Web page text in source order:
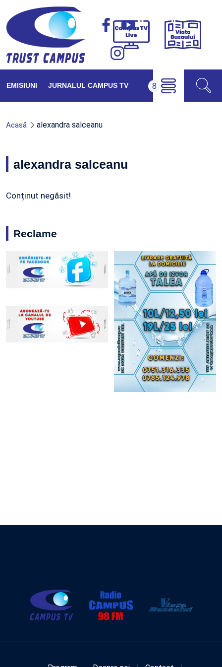
Campus
Viața
EMISIUNI JURNALUL CAMPUS TV
Acasă alexandra salceanu
alexandra salceanu
Conținut negăsit!
Reclame